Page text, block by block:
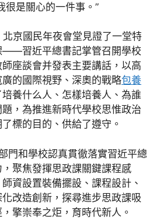
很是關心的一件事。”
京國民年夜會堂見證了一堂特
——習近平總書記掌管召開學校
座談會并發表主要講話，以高
的國際視野、深奧的戰略包養
培養什么人、怎樣培養人、為誰
，為推進新時代學校思惟政治
標的目的、供給了遵守。
門和學校認真貫徹落實習近平總
聚焦發揮思政課關鍵課程感
資設置裝備擺設、課程設計、
改造創新，探尋進步思政課吸
擎崇奉之炬，育時代新人。